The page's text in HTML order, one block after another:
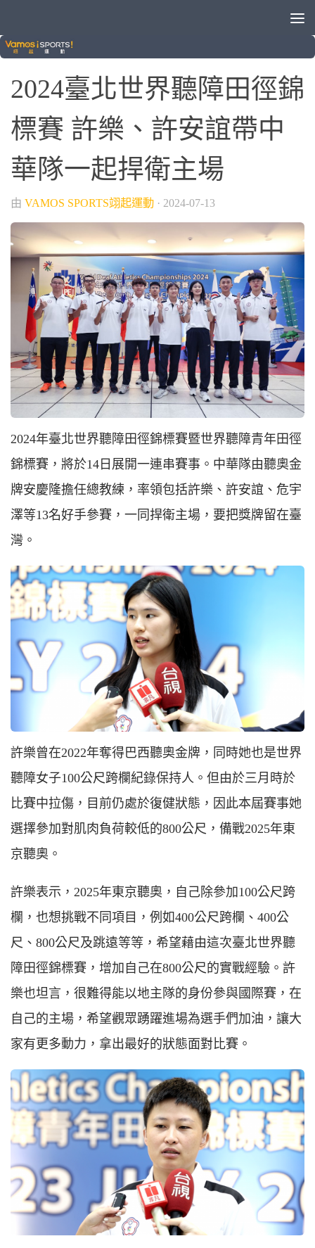
2024世界聽障田徑錦標賽
2024臺北世界聽障田徑錦
標賽 許樂、許安誼帶中
華隊一起捍衛主場
由 VAMOS SPORTS翊起運動 · 2024-07-13
2024年臺北世界聽障田徑錦標賽暨世界聽障青年田徑
錦標賽，將於14日展開一連串賽事。中華隊由聽奧金
牌安慶隆擔任總教練，率領包括許樂、許安誼、危宇
澤等13名好手參賽，一同捍衛主場，要把獎牌留在臺
灣。
許樂曾在2022年奪得巴西聽奧金牌，同時她也是世界
聽障女子100公尺跨欄紀錄保持人。但由於三月時於
比賽中拉傷，目前仍處於復健狀態，因此本屆賽事她
選擇參加對肌肉負荷較低的800公尺，備戰2025年東
京聽奧。
許樂表示，2025年東京聽奧，自己除參加100公尺跨
欄，也想挑戰不同項目，例如400公尺跨欄、400公
尺、800公尺及跳遠等等，希望藉由這次臺北世界聽
障田徑錦標賽，增加自己在800公尺的實戰經驗。許
樂也坦言，很難得能以地主隊的身份參與國際賽，在
自己的主場，希望觀眾踴躍進場為選手們加油，讓大
家有更多動力，拿出最好的狀態面對比賽。